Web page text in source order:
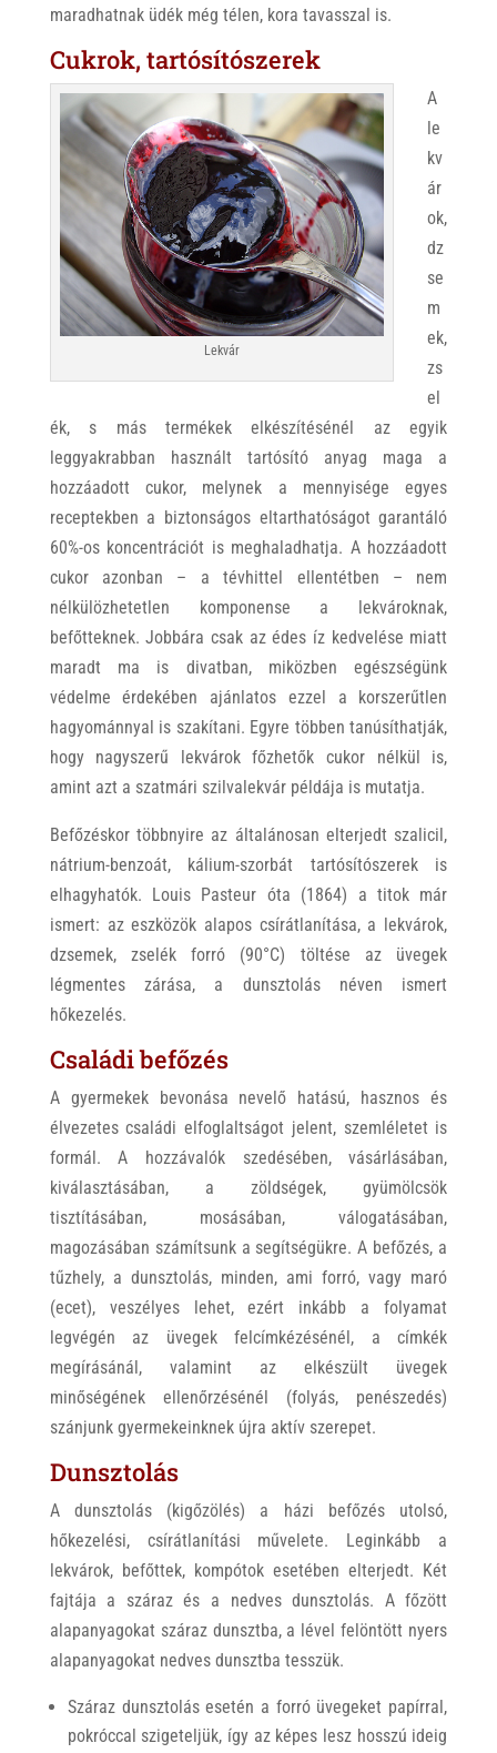
maradhatnak üdék még télen, kora tavasszal is.
Cukrok, tartósítószerek
Lekvár
A
le
kv
ár
ok,
dz
se
m
ek,
zs
el
ék, s más termékek elkészítésénél az egyik
leggyakrabban használt tartósító anyag maga a
hozzáadott cukor, melynek a mennyisége egyes
receptekben a biztonságos eltarthatóságot garantáló
60%-os koncentrációt is meghaladhatja. A hozzáadott
cukor azonban – a tévhittel ellentétben – nem
nélkülözhetetlen komponense a lekvároknak,
befőtteknek. Jobbára csak az édes íz kedvelése miatt
maradt ma is divatban, miközben egészségünk
védelme érdekében ajánlatos ezzel a korszerűtlen
hagyománnyal is szakítani. Egyre többen tanúsíthatják,
hogy nagyszerű lekvárok főzhetők cukor nélkül is,
amint azt a szatmári szilvalekvár példája is mutatja.
Befőzéskor többnyire az általánosan elterjedt szalicil,
nátrium-benzoát, kálium-szorbát tartósítószerek is
elhagyhatók. Louis Pasteur óta (1864) a titok már
ismert: az eszközök alapos csírátlanítása, a lekvárok,
dzsemek, zselék forró (90°C) töltése az üvegek
légmentes zárása, a dunsztolás néven ismert
hőkezelés.
Családi befőzés
A gyermekek bevonása nevelő hatású, hasznos és
élvezetes családi elfoglaltságot jelent, szemléletet is
formál. A hozzávalók szedésében, vásárlásában,
kiválasztásában, a zöldségek, gyümölcsök
tisztításában, mosásában, válogatásában,
magozásában számítsunk a segítségükre. A befőzés, a
tűzhely, a dunsztolás, minden, ami forró, vagy maró
(ecet), veszélyes lehet, ezért inkább a folyamat
legvégén az üvegek felcímkézésénél, a címkék
megírásánál, valamint az elkészült üvegek
minőségének ellenőrzésénél (folyás, penészedés)
szánjunk gyermekeinknek újra aktív szerepet.
Dunsztolás
A dunsztolás (kigőzölés) a házi befőzés utolsó,
hőkezelési, csírátlanítási művelete. Leginkább a
lekvárok, befőttek, kompótok esetében elterjedt. Két
fajtája a száraz és a nedves dunsztolás. A főzött
alapanyagokat száraz dunsztba, a lével felöntött nyers
alapanyagokat nedves dunsztba tesszük.
Száraz dunsztolás esetén a forró üvegeket papírral,
pokróccal szigeteljük, így az képes lesz hosszú ideig